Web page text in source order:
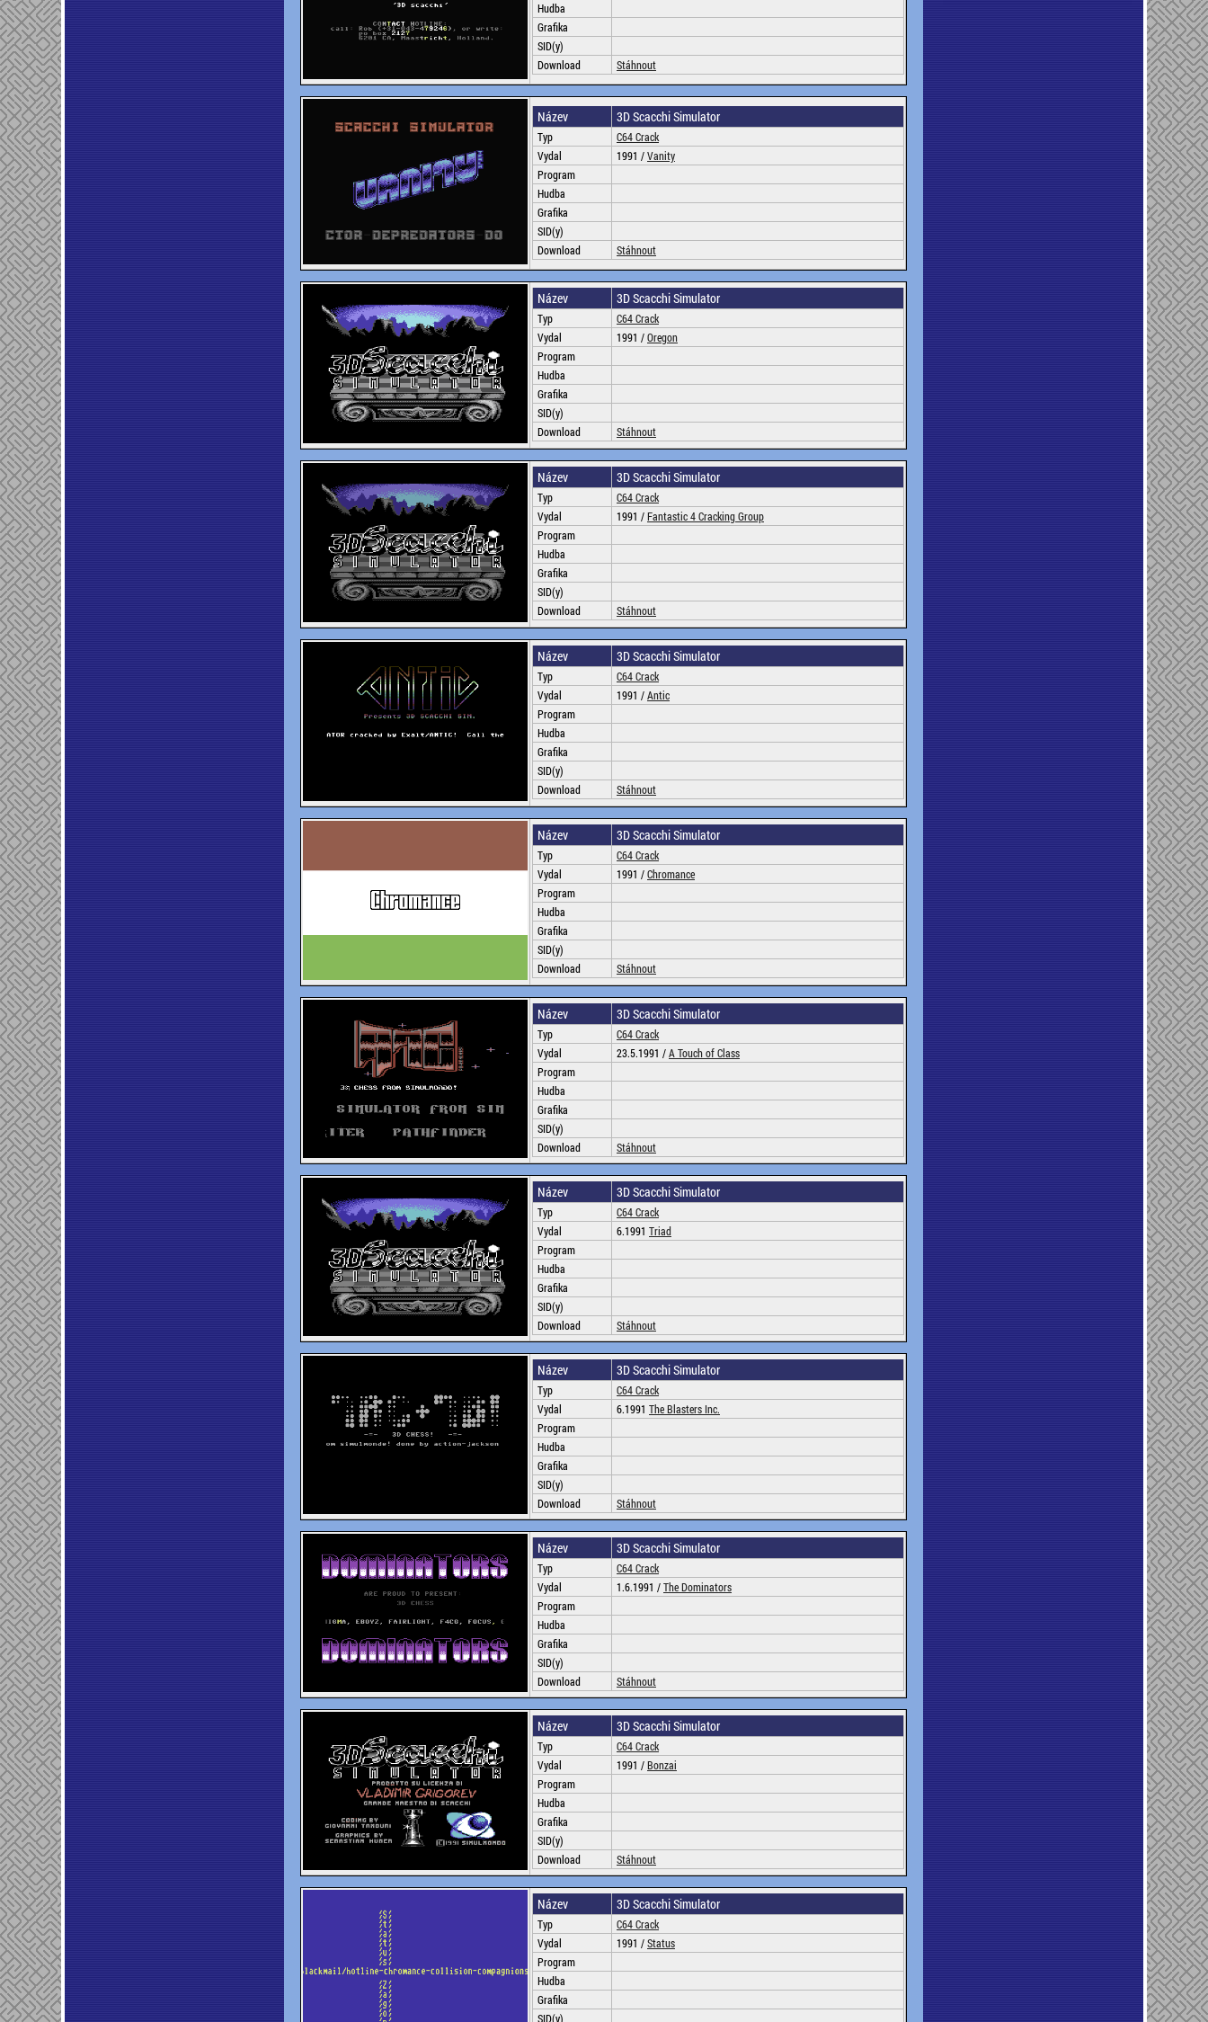
Hudba
Grafika
SID(y)
Download
Stáhnout
Název 3D Scacchi Simulator
Typ
C64 Crack
Vydal
1991 /Vanity
Program
Hudba
Grafika
SID(y)
Download
Stáhnout
Název 3D Scacchi Simulator
Typ
C64 Crack
Vydal
1991 /Oregon
Program
Hudba
Grafika
SID(y)
Download
Stáhnout
Název 3D Scacchi Simulator
Typ
C64 Crack
Vydal
1991 /Fantastic 4 Cracking Group
Program
Hudba
Grafika
SID(y)
Download
Stáhnout
Název 3D Scacchi Simulator
Typ
C64 Crack
Vydal
1991 /Antic
Program
Hudba
Grafika
SID(y)
Download
Stáhnout
Název 3D Scacchi Simulator
Typ
C64 Crack
Vydal
1991 /Chromance
Program
Hudba
Grafika
SID(y)
Download
Stáhnout
Název 3D Scacchi Simulator
Typ
C64 Crack
Vydal
23.5.1991 /A Touch of Class
Program
Hudba
Grafika
SID(y)
Download
Stáhnout
Název 3D Scacchi Simulator
Typ
C64 Crack
Vydal
6.1991 Triad
Program
Hudba
Grafika
SID(y)
Download
Stáhnout
Název 3D Scacchi Simulator
Typ
C64 Crack
Vydal
6.1991 The Blasters Inc.
Program
Hudba
Grafika
SID(y)
Download
Stáhnout
Název 3D Scacchi Simulator
Typ
C64 Crack
Vydal
1.6.1991 /The Dominators
Program
Hudba
Grafika
SID(y)
Download
Stáhnout
Název 3D Scacchi Simulator
Typ
C64 Crack
Vydal
1991 /Bonzai
Program
Hudba
Grafika
SID(y)
Download
Stáhnout
Název 3D Scacchi Simulator
Typ
C64 Crack
Vydal
1991 /Status
Program
Hudba
Grafika
SID(y)